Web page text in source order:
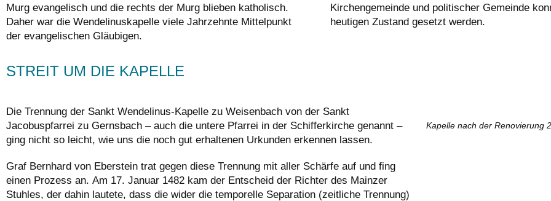
Murg evangelisch und die rechts der Murg blieben katholisch.
Daher war die Wendelinuskapelle viele Jahrzehnte Mittelpunkt
der evangelischen Gläubigen.
Kirchengemeinde und politischer Gemeinde
heutigen Zustand gesetzt werden.
STREIT UM DIE KAPELLE
Die Trennung der Sankt Wendelinus-Kapelle zu Weisenbach von der Sankt
Jacobuspfarrei zu Gernsbach – auch die untere Pfarrei in der Schifferkirche genannt –
ging nicht so leicht, wie uns die noch gut erhaltenen Urkunden erkennen lassen.
Graf Bernhard von Eberstein trat gegen diese Trennung mit aller Schärfe auf und fing
einen Prozess an. Am 17. Januar 1482 kam der Entscheid der Richter des Mainzer
Stuhles, der dahin lautete, dass die wider die temporelle Separation (zeitliche Trennung)
Kapelle nach der Renovierung